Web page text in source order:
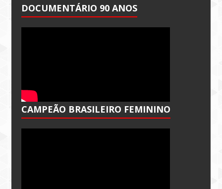
DOCUMENTÁRIO 90 ANOS
CAMPEÃO BRASILEIRO FEMININO